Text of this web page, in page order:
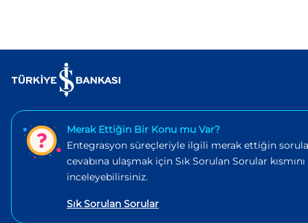
Merak Ettiğin Bir Konu mu Var?
Entegrasyon süreçleriyle ilgili merak ettiğin
cevabına ulaşmak için Sık Sorulan Sorular kısmını
inceleyebilirsiniz.
Sık Sorulan Sorular